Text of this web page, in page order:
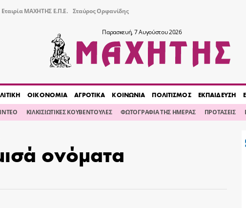
Εταιρία ΜΑΧΗΤΗΣ Ε.Π.Ε. Σταύρος Ορφανίδης
Παρασκευή, 7 Αυγούστου 2026
ΟΙΚΟΝΟΜΙΑ ΑΓΡΟΤΙΚΑ ΚΟΙΝΩΝΙΑ ΠΟΛΙΤΙΣΜΟΣ ΕΚΠΑΙΔΕΥΣΗ
ΚΙΛΚΙΣΙΩΤΙΚΕΣ ΚΟΥΒΕΝΤΟΥΛΕΣ ΦΩΤΟΓΡΑΦΙΑ ΤΗΣ ΗΜΕΡΑΣ ΠΡΟΤΑΣΕΙΣ
ονόματα